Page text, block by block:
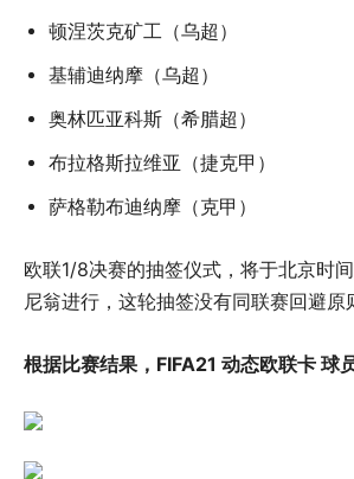
顿涅茨克矿工（乌超）
基辅迪纳摩（乌超）
奥林匹亚科斯（希腊超）
布拉格斯拉维亚（捷克甲）
萨格勒布迪纳摩（克甲）
欧联1/8决赛的抽签仪式，将于北京时
尼翁进行，这轮抽签没有同联赛回避原
根据比赛结果，FIFA21 动态欧联卡 球